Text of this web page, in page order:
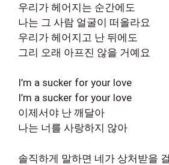
우리가 헤어지는 순간에도
나는 그 사람 얼굴이 떠올라요
우리가 헤어지고 난 뒤에도
그리 오래 아프진 않을 거예요
I’m a sucker for your love
I’m a sucker for your love
이제서야 난 깨달아
나는 너를 사랑하지 않아
솔직하게 말하면 네가 상처받을